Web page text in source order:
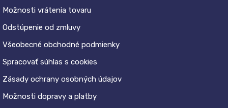
Možnosti vrátenia tovaru
Odstúpenie od zmluvy
Všeobecné obchodné podmienky
Spracovať súhlas s cookies
Zásady ochrany osobných údajov
Možnosti dopravy a platby